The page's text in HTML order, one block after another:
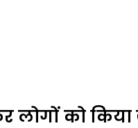
लोगों को